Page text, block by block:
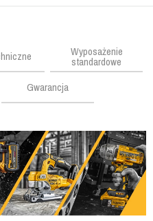
Wyposażenie
standardowe
Gwarancja